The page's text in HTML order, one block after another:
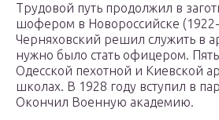
Трудовой путь продолжил в
шофером в Новороссийске
Черняховский решил служить в
нужно было стать офицером. Пять
Одесской пехотной и Киевской
школах. В 1928 году вступил в
Окончил Военную академию.